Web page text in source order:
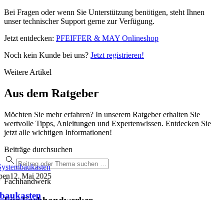
Bei Fragen oder wenn Sie Unterstützung benötigen, steht Ihnen
unser technischer Support gerne zur Verfügung.
Jetzt entdecken: PFEIFFER & MAY Onlineshop
Noch kein Kunde bei uns? Jetzt registrieren!
Weitere Artikel
Aus dem Ratgeber
Möchten Sie mehr erfahren? In unserem Ratgeber erhalten Sie
wertvolle Tipps, Anleitungen und Expertenwissen. Entdecken Sie
jetzt alle wichtigen Informationen!
Beiträge durchsuchen
Fachhandwerk
12. Mai 2025